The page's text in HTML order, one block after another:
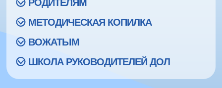
РОДИТЕЛЯМ
МЕТОДИЧЕСКАЯ КОПИЛКА
ВОЖАТЫМ
ШКОЛА РУКОВОДИТЕЛЕЙ ДОЛ